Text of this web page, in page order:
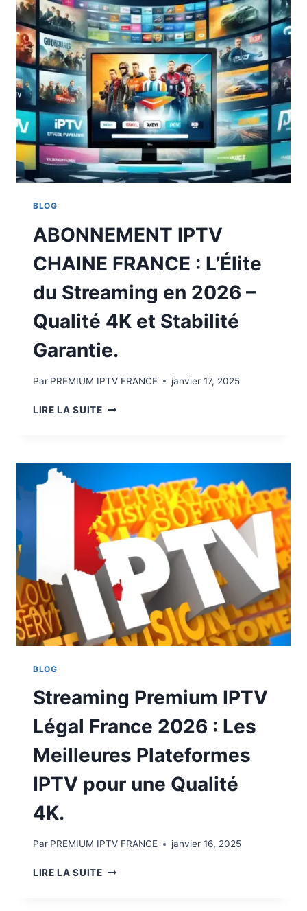
BLOG
ABONNEMENT IPTV
CHAINE FRANCE : L’Élite
du Streaming en 2026 –
Qualité 4K et Stabilité
Garantie.
Par PREMIUM IPTV FRANCE janvier 17, 2025
LIRE LA SUITE
BLOG
Streaming Premium IPTV
Légal France 2026 : Les
Meilleures Plateformes
IPTV pour une Qualité
4K.
Par PREMIUM IPTV FRANCE janvier 16, 2025
LIRE LA SUITE